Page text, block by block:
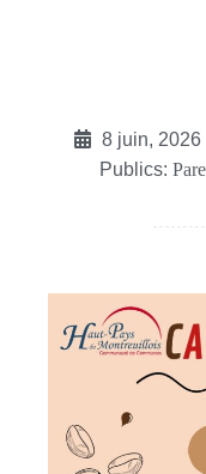
8 juin, 2026
Publics: